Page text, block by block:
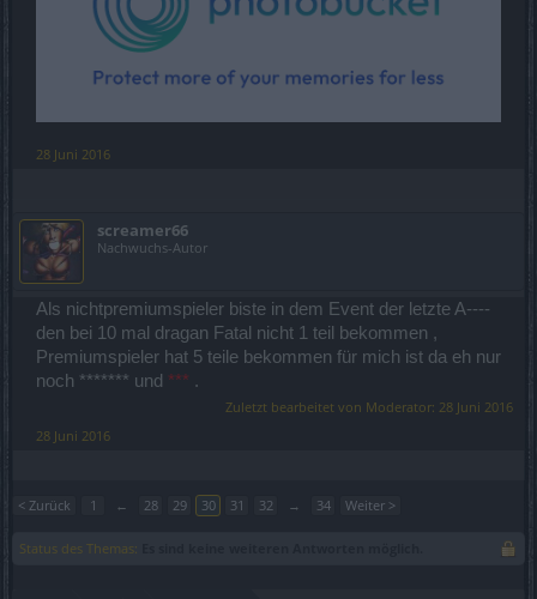
28 Juni 2016
screamer66
Nachwuchs-Autor
Als nichtpremiumspieler biste in dem Event der letzte A----
den bei 10 mal dragan Fatal nicht 1 teil bekommen ,
Premiumspieler hat 5 teile bekommen für mich ist da eh nur
noch ******* und *** .
Zuletzt bearbeitet von Moderator: 28 Juni 2016
28 Juni 2016
< Zurück 1 ← 28 29 30 31 32 → 34 Weiter >
Status des Themas: